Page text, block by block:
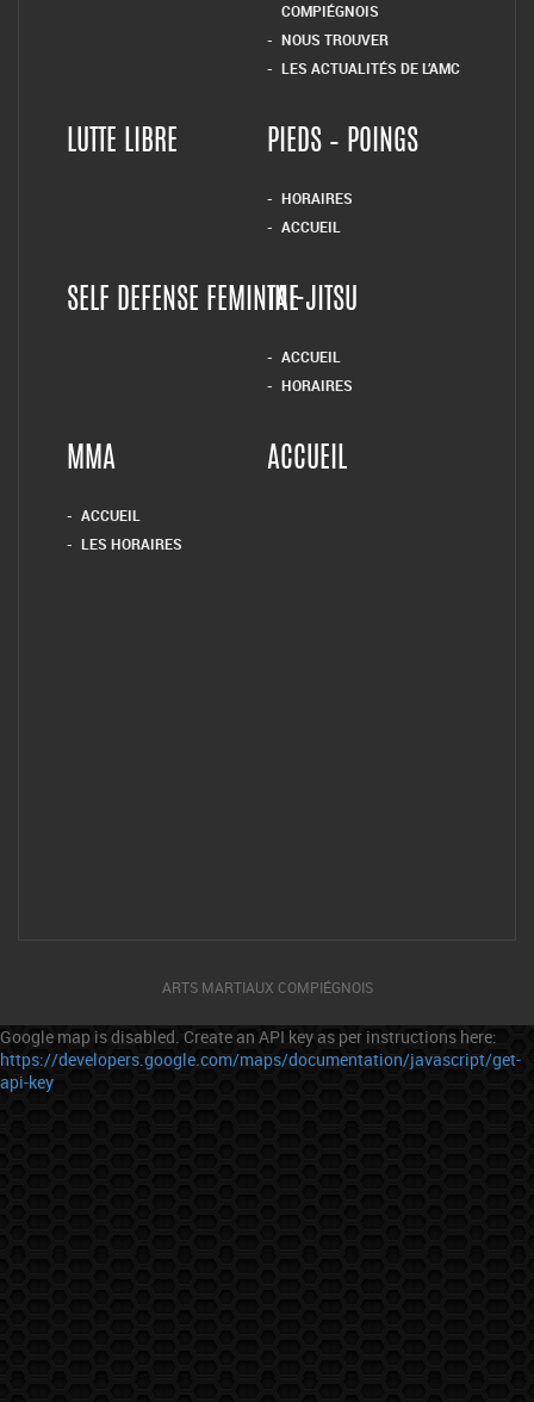
COMPIÉGNOIS
NOUS TROUVER
LES ACTUALITÉS DE L’AMC
LUTTE LIBRE PIEDS – POINGS
HORAIRES
ACCUEIL
SELF DEFENSE FEMININETAI-JITSU
ACCUEIL
HORAIRES
MMA
ACCUEIL
LES HORAIRES
ACCUEIL
ARTS MARTIAUX COMPIÉGNOIS
Google map is disabled. Create an API key as per instructions here:
https://developers.google.com/maps/documentation/javascript/get-
api-key